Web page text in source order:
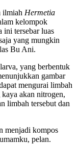
ilmiah Hermetia
kelompok
ini tersebar luas
yang mungkin
Bu Ani.
yang berbentuk
gambar
mengurai limbah
akan nitrogen,
limbah tersebut dan
menjadi kompos
pelan.